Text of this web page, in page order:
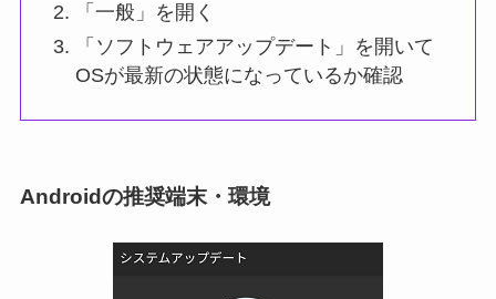
「一般」を開く
「ソフトウェアアップデート」を開いて
OSが最新の状態になっているか確認
Androidの推奨端末・環境